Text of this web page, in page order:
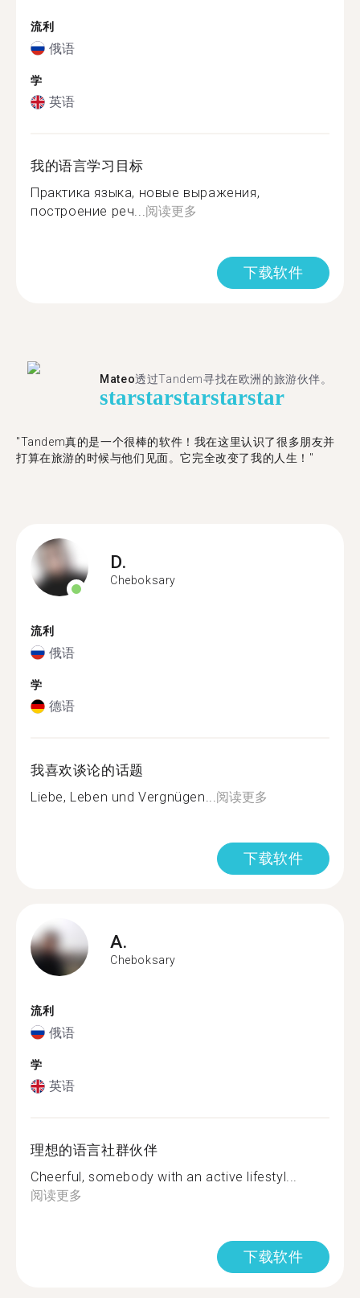
流利
俄语
学
英语
我的语言学习目标
Практика языка, новые выражения,
построение реч...阅读更多
下载软件
Mateo透过Tandem寻找在欧洲的旅游伙伴。
starstarstarstarstar
"Tandem真的是一个很棒的软件！我在这里认识了很多朋友并
打算在旅游的时候与他们见面。它完全改变了我的人生！"
D.
Cheboksary
流利
俄语
学
德语
我喜欢谈论的话题
Liebe, Leben und Vergnügen...阅读更多
下载软件
A.
Cheboksary
流利
俄语
学
英语
理想的语言社群伙伴
Cheerful, somebody with an active lifestyl...
阅读更多
下载软件